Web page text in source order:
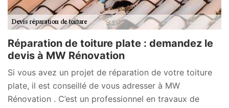
Réparation de toiture plate : demandez le
devis à MW Rénovation
Si vous avez un projet de réparation de votre toiture
plate, il est conseillé de vous adresser à MW
Rénovation . C’est un professionnel en travaux de